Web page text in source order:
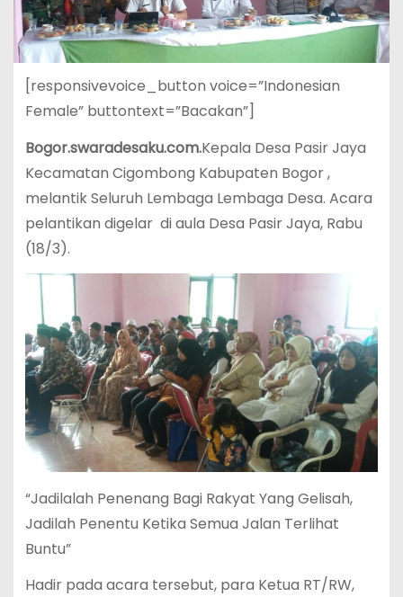
[responsivevoice_button voice=”Indonesian
Female” buttontext=”Bacakan”]
Bogor.swaradesaku.com.Kepala Desa Pasir Jaya
Kecamatan Cigombong Kabupaten Bogor ,
melantik Seluruh Lembaga Lembaga Desa. Acara
pelantikan digelar di aula Desa Pasir Jaya, Rabu
(18/3).
“Jadilalah Penenang Bagi Rakyat Yang Gelisah,
Jadilah Penentu Ketika Semua Jalan Terlihat
Buntu”
Hadir pada acara tersebut, para Ketua RT/RW,